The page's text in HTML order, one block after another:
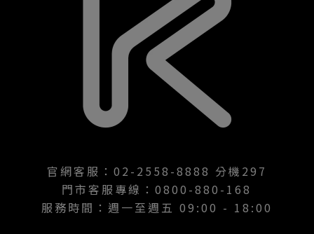
官網客服：02-2558-8888 分機297
門市客服專線：0800-880-168
服務時間：週一至週五 09:00 - 18:00